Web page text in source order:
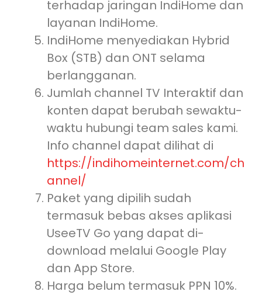
terhadap jaringan IndiHome dan
layanan IndiHome.
IndiHome menyediakan Hybrid
Box (STB) dan ONT selama
berlangganan.
Jumlah channel TV Interaktif dan
konten dapat berubah sewaktu-
waktu hubungi team sales kami.
Info channel dapat dilihat di
https://indihomeinternet.com/ch
annel/
Paket yang dipilih sudah
termasuk bebas akses aplikasi
UseeTV Go yang dapat di-
download melalui Google Play
dan App Store.
Harga belum termasuk PPN 10%.